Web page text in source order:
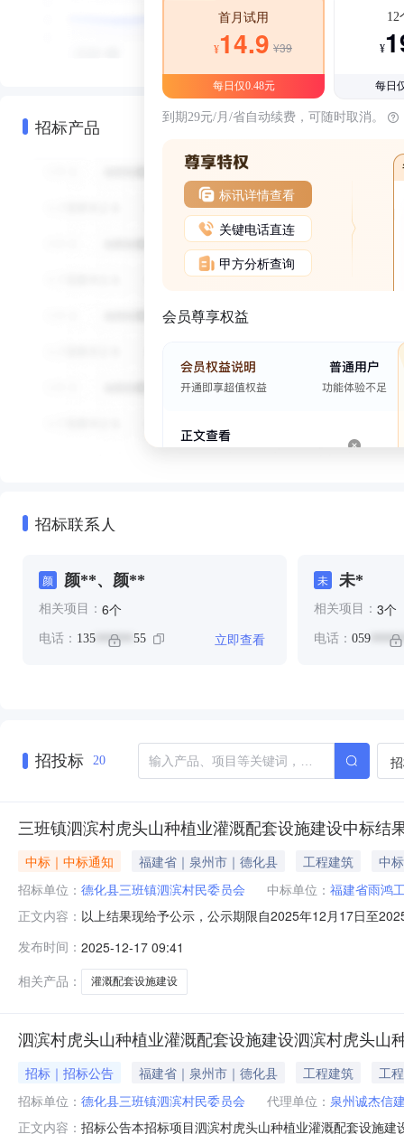
招标产品
首月试用
¥14.9 ¥39
每日仅0.48元
12
¥
每日
到期29元/月/省自动续费，可随时取消。
标讯详情查看
关键电话直连
甲方分析查询
会员尊享权益
招标联系人
颜 颜**、颜**
相关项目： 6个
电话： 135 ****** 55 立即查看
未 未*
相关项目： 3个
电话： 059
招投标 20
三班镇泗滨村虎头山种植业灌溉配套设施建设中标结
中标｜中标通知 福建省｜泉州市｜德化县 工程建筑
中
招标单位： 德化县三班镇泗滨村民委员会 中标单位： 福建省雨鸿
正文内容： 以上结果现给予公示，公示期限自2025年12月17日至
发布时间： 2025-12-17 09:41
相关产品：
灌溉配套设施建设
泗滨村虎头山种植业灌溉配套设施建设泗滨村虎头山
招标｜招标公告 福建省｜泉州市｜德化县 工程建筑
工程
招标单位： 德化县三班镇泗滨村民委员会 代理单位： 泉州诚杰信
正文内容： 招标公告本招标项目泗滨村虎头山种植业灌溉配套设施